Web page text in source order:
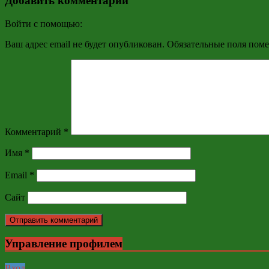
Войти с помощью:
Ваш адрес email не будет опубликован. Обязательные поля
Комментарий *
Имя *
Email *
Сайт
Управление профилем